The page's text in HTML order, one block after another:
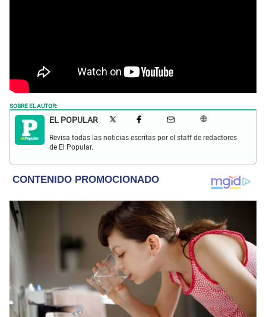
SOBRE EL AUTOR:
EL POPULAR
Revisa todas las noticias escritas por el staff de redactores
de El Popular.